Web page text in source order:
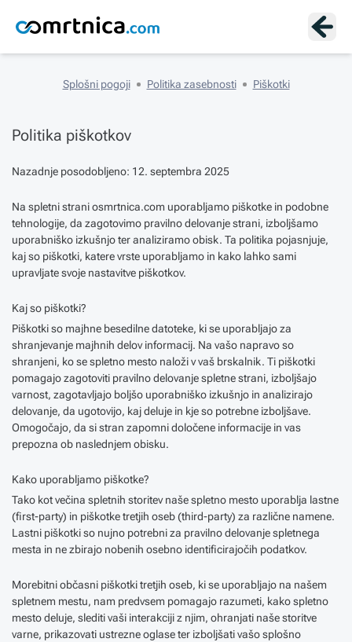
Splošni pogoji Politika zasebnosti Piškotki
Politika piškotkov
Nazadnje posodobljeno: 12. septembra 2025
Na spletni strani osmrtnica.com uporabljamo piškotke in podobne
tehnologije, da zagotovimo pravilno delovanje strani, izboljšamo
uporabniško izkušnjo ter analiziramo obisk. Ta politika pojasnjuje,
kaj so piškotki, katere vrste uporabljamo in kako lahko sami
upravljate svoje nastavitve piškotkov.
Kaj so piškotki?
Piškotki so majhne besedilne datoteke, ki se uporabljajo za
shranjevanje majhnih delov informacij. Na vašo napravo so
shranjeni, ko se spletno mesto naloži v vaš brskalnik. Ti piškotki
pomagajo zagotoviti pravilno delovanje spletne strani, izboljšajo
varnost, zagotavljajo boljšo uporabniško izkušnjo in analizirajo
delovanje, da ugotovijo, kaj deluje in kje so potrebne izboljšave.
Omogočajo, da si stran zapomni določene informacije in vas
prepozna ob naslednjem obisku.
Kako uporabljamo piškotke?
Tako kot večina spletnih storitev naše spletno mesto uporablja lastne
(first-party) in piškotke tretjih oseb (third-party) za različne namene.
Lastni piškotki so nujno potrebni za pravilno delovanje spletnega
mesta in ne zbirajo nobenih osebno identificirajočih podatkov.
Morebitni občasni piškotki tretjih oseb, ki se uporabljajo na našem
spletnem mestu, nam predvsem pomagajo razumeti, kako spletno
mesto deluje, slediti vaši interakciji z njim, ohranjati naše storitve
varne, prikazovati ustrezne oglase ter izboljšati vašo splošno